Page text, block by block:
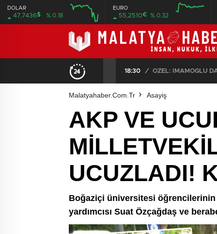
DOLAR
47,7436$ % 0.18
12:00 16:00
EURO
55,2510€ % 0.32
12:00 16:00
18:30 /
Malatyahaber.com.tr Asayiş
AKP VE
UCUZLADI!
Boğaziçi üniversitesi öğrencilerinin
yardımcısı Suat Özçağdaş ve